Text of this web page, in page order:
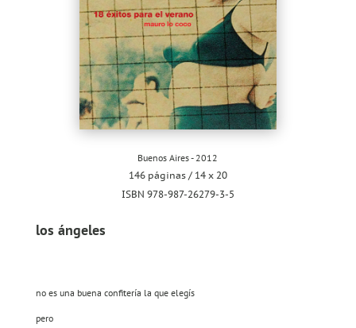
Buenos Aires - 2012
146 páginas / 14 x 20
ISBN 978-987-26279-3-5
los ángeles
no es una buena confitería la que elegís
pero